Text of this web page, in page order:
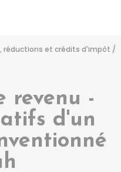
réductions et crédits d'impôt /
revenu -
d'un